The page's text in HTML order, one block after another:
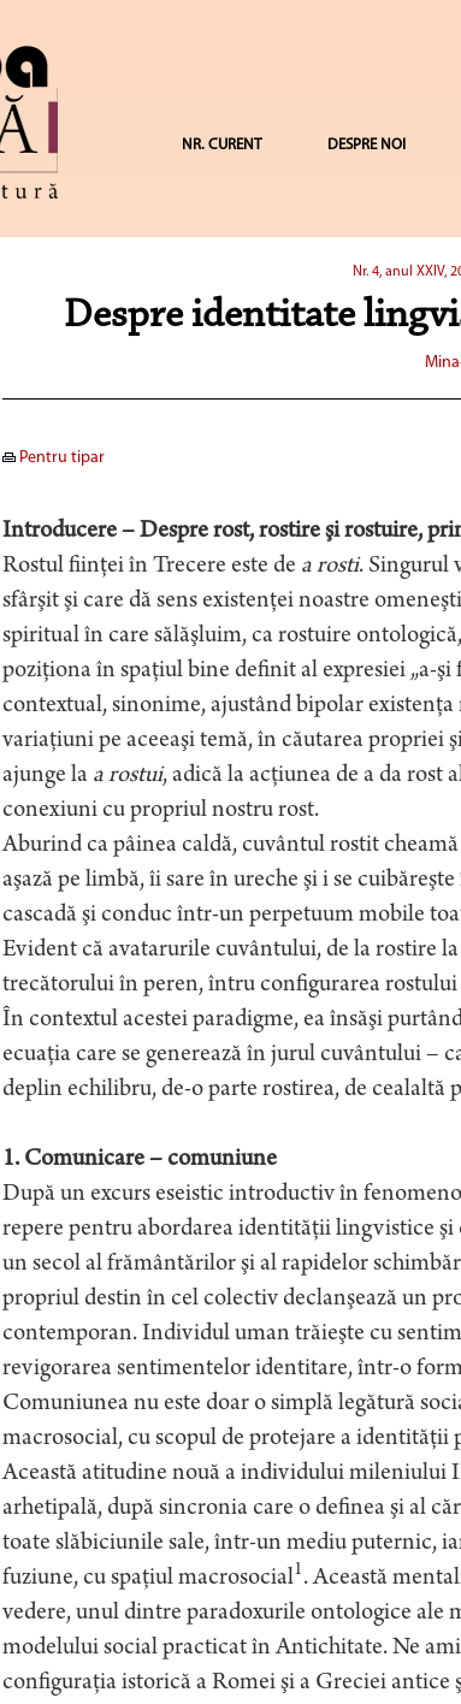
NR. CURENT DESPRE NOI
Nr. 4, anul XXIV,
Despre identitate
Pentru tipar
Introducere – Despre rost, rostire şi rostuire,
Rostul fiinţei în Trecere este de a rosti. Singurul
sfârşit şi care dă sens existenţei noastre
spiritual în care sălăşluim, ca rostuire
poziţiona în spaţiul bine definit al expresiei „a-şi
contextual, sinonime, ajustând bipolar
variaţiuni pe aceeaşi temă, în căutarea
ajunge la a rostui, adică la acţiunea de a da
conexiuni cu propriul nostru rost.
Aburind ca pâinea caldă, cuvântul rostit
aşază pe limbă, îi sare în ureche şi i se
cascadă şi conduc într-un perpetuum mobile
Evident că avatarurile cuvântului, de la rostire
trecătorului în peren, întru configurarea
În contextul acestei paradigme, ea însăşi
ecuaţia care se generează în jurul cuvântului –
deplin echilibru, de-o parte rostirea, de cealaltă
1. Comunicare – comuniune
După un excurs eseistic introductiv în
repere pentru abordarea identităţii lingvistice
un secol al frământărilor şi al rapidelor
propriul destin în cel colectiv declanşează un
contemporan. Individul uman trăieşte cu
revigorarea sentimentelor identitare, într-o
Comuniunea nu este doar o simplă legătură
macrosocial, cu scopul de protejare a identităţii
Această atitudine nouă a individului mileniului
arhetipală, după sincronia care o definea şi al
toate slăbiciunile sale, într-un mediu puternic,
fuziune, cu spaţiul macrosocial1. Această
vedere, unul dintre paradoxurile ontologice ale
modelului social practicat în Antichitate. Ne
configuraţia istorică a Romei şi a Greciei